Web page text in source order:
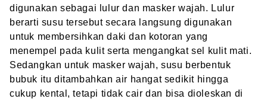
digunakan sebagai lulur dan masker wajah. Lulur
berarti susu tersebut secara langsung digunakan
untuk membersihkan daki dan kotoran yang
menempel pada kulit serta mengangkat sel kulit mati.
Sedangkan untuk masker wajah, susu berbentuk
bubuk itu ditambahkan air hangat sedikit hingga
cukup kental, tetapi tidak cair dan bisa dioleskan di